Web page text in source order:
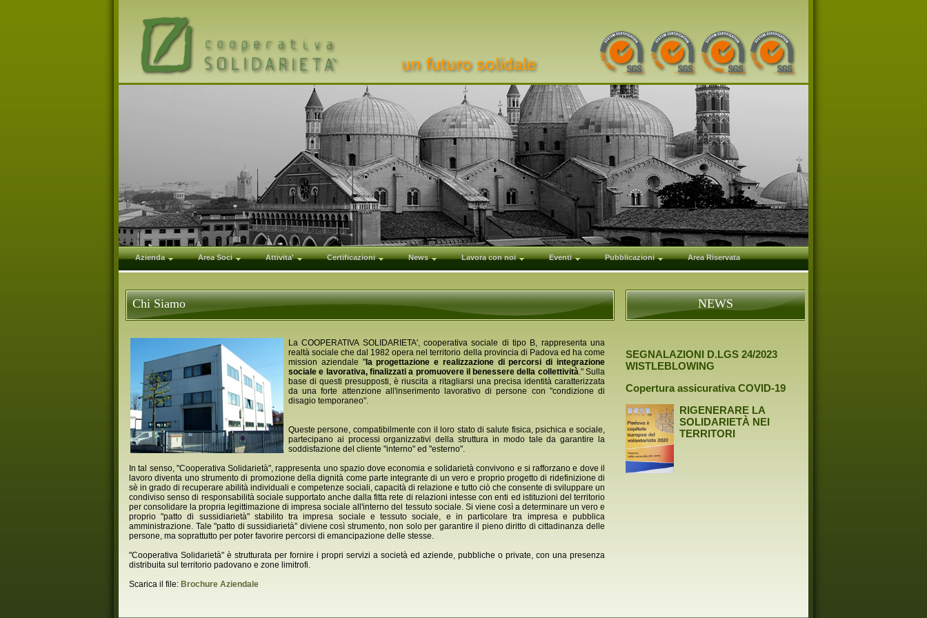
Azienda Area Soci Attivita' Certificazioni News Lavora con noi Eventi Pubblicazioni Area Riservata
NEWS
SEGNALAZIONI D.LGS 24/2023
WISTLEBLOWING
Copertura assicurativa COVID-19
RIGENERARE LA
SOLIDARIETÀ NEI
TERRITORI
Chi Siamo
La COOPERATIVA SOLIDARIETA', cooperativa sociale di tipo B, rappresenta una
realtà sociale che dal 1982 opera nel territorio della provincia di Padova ed ha come
mission aziendale "la progettazione e realizzazione di percorsi di integrazione
sociale e lavorativa, finalizzati a promuovere il benessere della collettività." Sulla
base di questi presupposti, è riuscita a ritagliarsi una precisa identità caratterizzata
da una forte attenzione all'inserimento lavorativo di persone con "condizione di
disagio temporaneo".
Queste persone, compatibilmente con il loro stato di salute fisica, psichica e sociale,
partecipano ai processi organizzativi della struttura in modo tale da garantire la
soddisfazione del cliente "interno" ed "esterno".
In tal senso, "Cooperativa Solidarietà", rappresenta uno spazio dove economia e solidarietà convivono e si rafforzano e dove il
lavoro diventa uno strumento di promozione della dignità come parte integrante di un vero e proprio progetto di ridefinizione di
sè in grado di recuperare abilità individuali e competenze sociali, capacità di relazione e tutto ciò che consente di sviluppare un
condiviso senso di responsabilità sociale supportato anche dalla fitta rete di relazioni intesse con enti ed istituzioni del territorio
per consolidare la propria legittimazione di impresa sociale all'interno del tessuto sociale. Si viene così a determinare un vero e
proprio "patto di sussidiarietà" stabilito tra impresa sociale e tessuto sociale, e in particolare tra impresa e pubblica
amministrazione. Tale "patto di sussidiarietà" diviene così strumento, non solo per garantire il pieno diritto di cittadinanza delle
persone, ma soprattutto per poter favorire percorsi di emancipazione delle stesse.
"Cooperativa Solidarietà" è strutturata per fornire i propri servizi a società ed aziende, pubbliche o private, con una presenza
distribuita sul territorio padovano e zone limitrofi.
Scarica il file: Brochure Aziendale